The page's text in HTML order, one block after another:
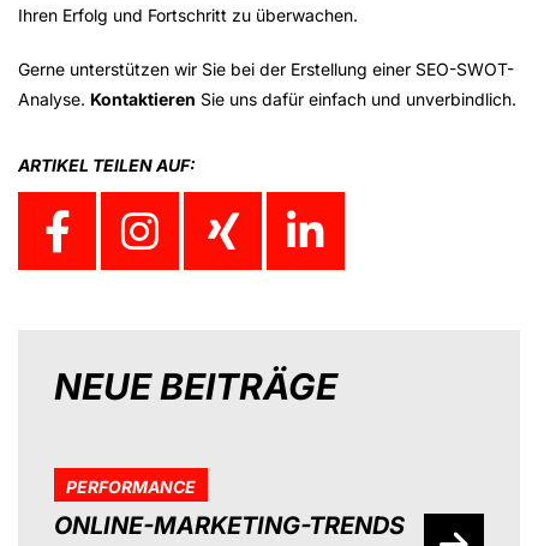
Ihren Erfolg und Fortschritt zu überwachen.
Gerne unterstützen wir Sie bei der Erstellung einer SEO-SWOT-
Analyse. Kontaktieren Sie uns dafür einfach und unverbindlich.
ARTIKEL TEILEN AUF:
NEUE BEITRÄGE
PERFORMANCE
ONLINE-MARKETING-TRENDS